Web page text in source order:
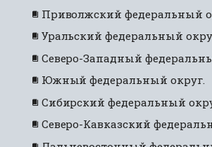
Приволжский федеральный
Уральский федеральный
Северо-Западный
Южный федеральный округ.
Сибирский федеральный
Северо-Кавказский